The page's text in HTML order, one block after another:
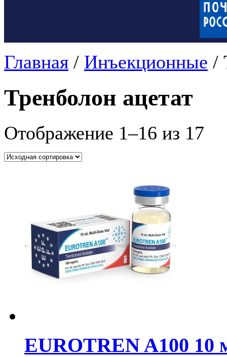
Главная / Инъекционные /
Тренболон ацетат
Отображение 1–16 из 17
EUROTREN A100 10